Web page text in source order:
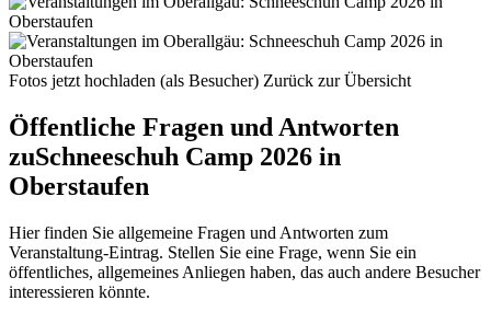
Fotos jetzt hochladen (als Besucher) Zurück zur Übersicht
Öffentliche Fragen und Antworten
zuSchneeschuh Camp 2026 in
Oberstaufen
Hier finden Sie allgemeine Fragen und Antworten zum
Veranstaltung-Eintrag. Stellen Sie eine Frage, wenn Sie ein
öffentliches, allgemeines Anliegen haben, das auch andere Besucher
interessieren könnte.